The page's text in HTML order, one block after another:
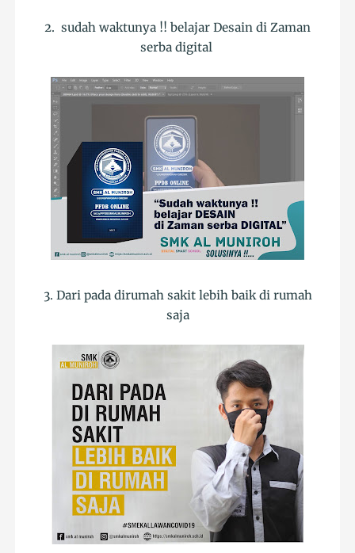
2. sudah waktunya !! belajar Desain di Zaman
serba digital
3. Dari pada dirumah sakit lebih baik di rumah
saja